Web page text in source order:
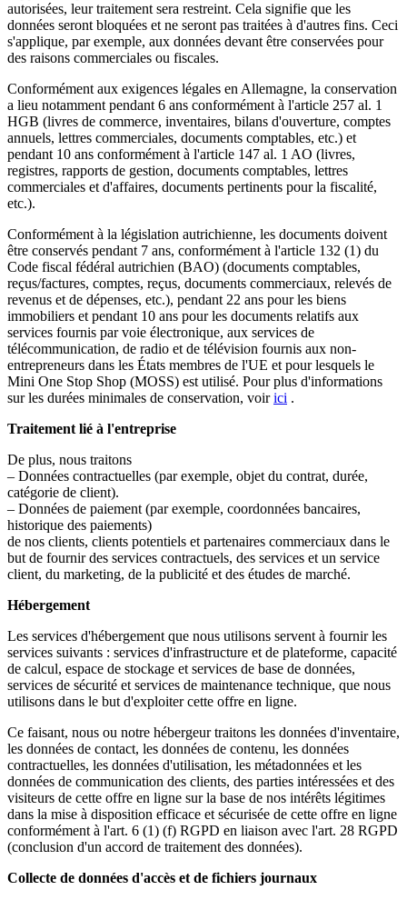
autorisées, leur traitement sera restreint. Cela signifie que les
données seront bloquées et ne seront pas traitées à d'autres fins. Ceci
s'applique, par exemple, aux données devant être conservées pour
des raisons commerciales ou fiscales.
Conformément aux exigences légales en Allemagne, la conservation
a lieu notamment pendant 6 ans conformément à l'article 257 al. 1
HGB (livres de commerce, inventaires, bilans d'ouverture, comptes
annuels, lettres commerciales, documents comptables, etc.) et
pendant 10 ans conformément à l'article 147 al. 1 AO (livres,
registres, rapports de gestion, documents comptables, lettres
commerciales et d'affaires, documents pertinents pour la fiscalité,
etc.).
Conformément à la législation autrichienne, les documents doivent
être conservés pendant 7 ans, conformément à l'article 132 (1) du
Code fiscal fédéral autrichien (BAO) (documents comptables,
reçus/factures, comptes, reçus, documents commerciaux, relevés de
revenus et de dépenses, etc.), pendant 22 ans pour les biens
immobiliers et pendant 10 ans pour les documents relatifs aux
services fournis par voie électronique, aux services de
télécommunication, de radio et de télévision fournis aux non-
entrepreneurs dans les États membres de l'UE et pour lesquels le
Mini One Stop Shop (MOSS) est utilisé. Pour plus d'informations
sur les durées minimales de conservation, voirici .
Traitement lié à l'entreprise
De plus, nous traitons
– Données contractuelles (par exemple, objet du contrat, durée,
catégorie de client).
– Données de paiement (par exemple, coordonnées bancaires,
historique des paiements)
de nos clients, clients potentiels et partenaires commerciaux dans le
but de fournir des services contractuels, des services et un service
client, du marketing, de la publicité et des études de marché.
Hébergement
Les services d'hébergement que nous utilisons servent à fournir les
services suivants : services d'infrastructure et de plateforme, capacité
de calcul, espace de stockage et services de base de données,
services de sécurité et services de maintenance technique, que nous
utilisons dans le but d'exploiter cette offre en ligne.
Ce faisant, nous ou notre hébergeur traitons les données d'inventaire,
les données de contact, les données de contenu, les données
contractuelles, les données d'utilisation, les métadonnées et les
données de communication des clients, des parties intéressées et des
visiteurs de cette offre en ligne sur la base de nos intérêts légitimes
dans la mise à disposition efficace et sécurisée de cette offre en ligne
conformément à l'art. 6 (1) (f) RGPD en liaison avec l'art. 28 RGPD
(conclusion d'un accord de traitement des données).
Collecte de données d'accès et de fichiers journaux